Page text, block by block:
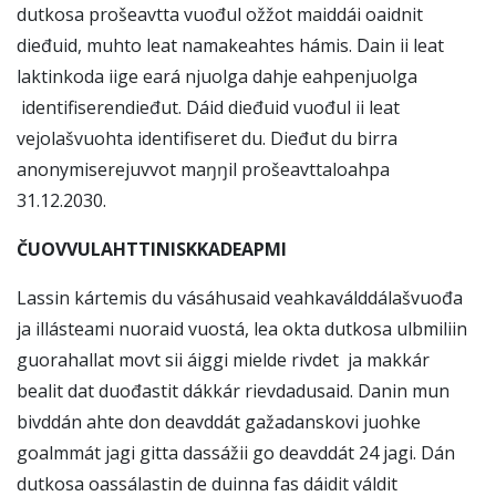
dutkosa prošeavtta vuođul ožžot maiddái oaidnit
dieđuid, muhto leat namakeahtes hámis. Dain ii leat
laktinkoda iige eará njuolga dahje eahpenjuolga
identifiserendieđut. Dáid dieđuid vuođul ii leat
vejolašvuohta identifiseret du. Dieđut du birra
anonymiserejuvvot maŋŋil prošeavttaloahpa
31.12.2030.
ČUOVVULAHTTINISKKADEAPMI
Lassin kártemis du vásáhusaid veahkaválddálašvuođa
ja illásteami nuoraid vuostá, lea okta dutkosa ulbmiliin
guorahallat movt sii áiggi mielde rivdet ja makkár
bealit dat duođastit dákkár rievdadusaid. Danin mun
bivddán ahte don deavddát gažadanskovi juohke
goalmmát jagi gitta dassážii go deavddát 24 jagi. Dán
dutkosa oassálastin de duinna fas dáidit váldit